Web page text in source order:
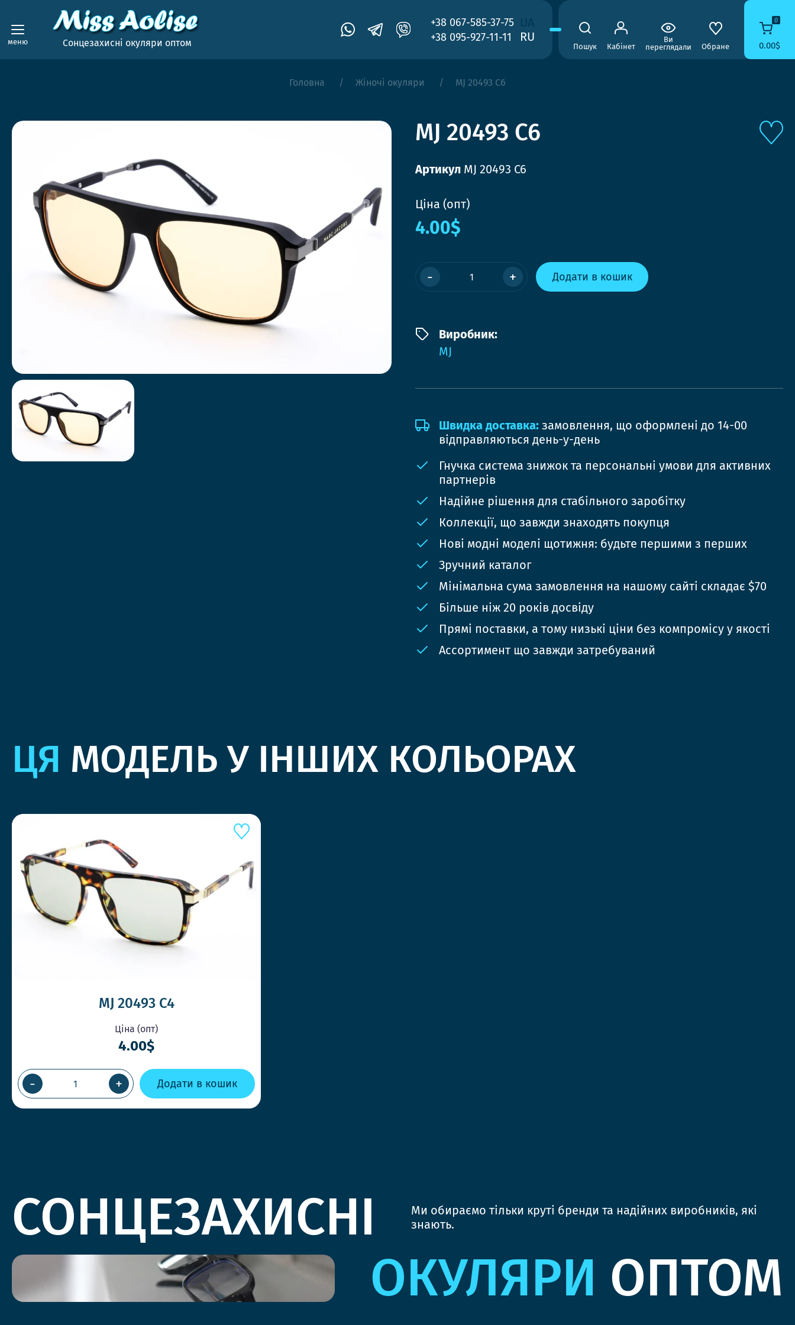
меню Сонцезахисні окуляри оптом
+38 067-585-37-75
+38 095-927-11-11
RU
Пошук Кабінет
Ви
переглядали
Обране
0
0.00$
Головна Жіночі окуляри MJ 20493 C6
MJ 20493 C6
Артикул MJ 20493 C6
Ціна (опт)
4.00$
- + Додати в кошик
Виробник:
MJ
Швидка доставка: замовлення, що оформлені до 14-00
відправляються день-у-день
Гнучка система знижок та персональні умови для активних
партнерів
Надійне рішення для стабільного заробітку
Коллекції, що завжди знаходять покупця
Нові модні моделі щотижня: будьте першими з перших
Зручний каталог
Мінімальна сума замовлення на нашому сайті складає $70
Більше ніж 20 років досвіду
Прямі поставки, а тому низькі ціни без компромісу у якості
Ассортимент що завжди затребуваний
ЦЯ МОДЕЛЬ У ІНШИХ КОЛЬОРАХ
MJ 20493 C4
Ціна (опт)
4.00$
- + Додати в кошик
СОНЦЕЗАХИСНІ
Ми обираємо тільки круті бренди та надійних виробників, які
знають.
ОКУЛЯРИ ОПТОМ